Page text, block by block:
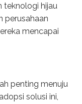
teknologi hijau
perusahaan
mencapai
penting menuju
solusi ini,